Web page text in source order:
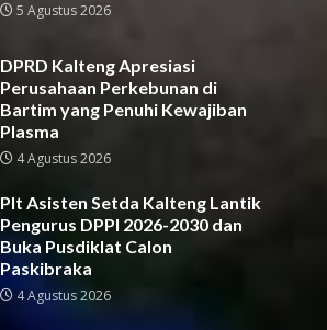
5 Agustus 2026
DPRD Kalteng Apresiasi
Perusahaan Perkebunan di
Bartim yang Penuhi Kewajiban
Plasma
4 Agustus 2026
Plt Asisten Setda Kalteng Lantik
Pengurus DPPI 2026-2030 dan
Buka Pusdiklat Calon
Paskibraka
4 Agustus 2026